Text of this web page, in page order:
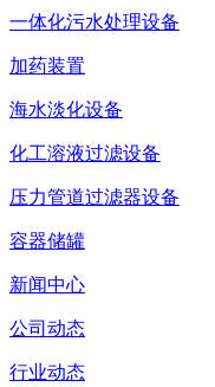
一体化污水处理设备
加药装置
海水淡化设备
化工溶液过滤设备
压力管道过滤器设备
容器储罐
新闻中心
公司动态
行业动态